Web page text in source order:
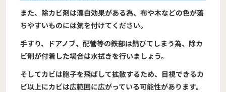
また、除カビ剤は漂白効果がある為、布や木などの色が落
ちやすいものには気を付けてください。
手すり、ドアノブ、配管等の鉄部は錆びてしまう為、除カ
ビ剤が付着した場合は水拭きを行いましょう。
そしてカビは胞子を飛ばして拡散するため、目視できるカ
ビ以上にカビは広範囲に広がっている可能性があります。